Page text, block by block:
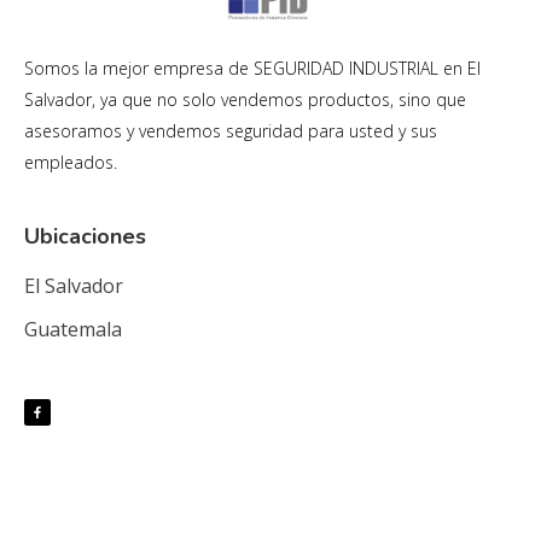
Somos la mejor empresa de SEGURIDAD INDUSTRIAL en El
Salvador, ya que no solo vendemos productos, sino que
asesoramos y vendemos seguridad para usted y sus
empleados.
Ubicaciones
El Salvador
Guatemala